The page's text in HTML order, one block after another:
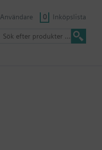
Användare 0 Inköpslista